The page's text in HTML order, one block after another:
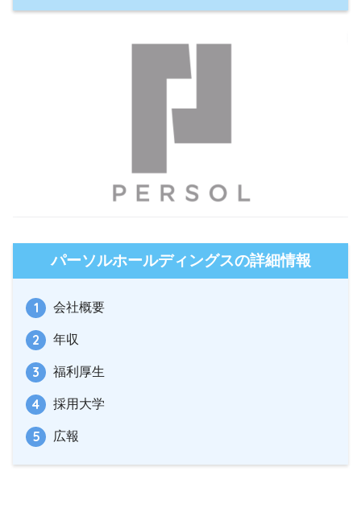
パーソルホールディングスの詳細情報
会社概要
年収
福利厚生
採用大学
広報